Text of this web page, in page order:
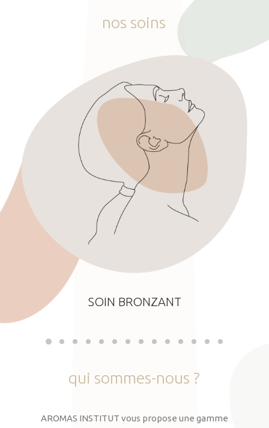
nos soins
SOIN BRONZANT
qui sommes-nous ?
AROMAS INSTITUT vous propose une gamme